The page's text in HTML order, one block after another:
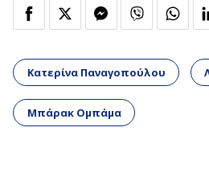
Κατερίνα Παναγοπούλου
Μπάρακ Ομπάμα